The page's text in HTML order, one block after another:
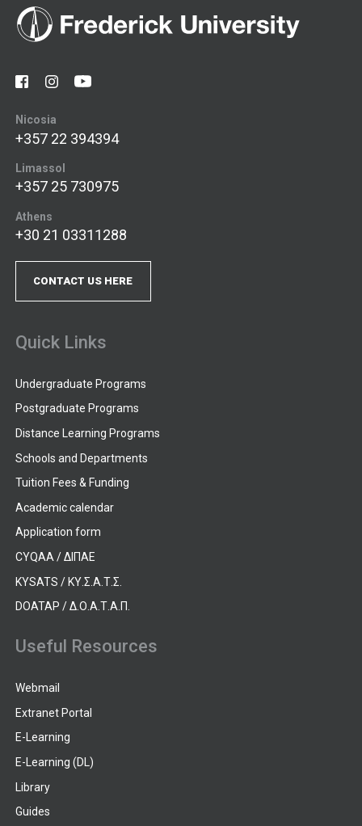
Nicosia
+357 22 394394
Limassol
+357 25 730975
Athens
+30 21 03311288
CONTACT US HERE
Quick Links
Undergraduate Programs
Postgraduate Programs
Distance Learning Programs
Schools and Departments
Tuition Fees & Funding
Academic calendar
Application form
CYQAA / ΔΙΠΑΕ
KYSATS / ΚΥ.Σ.Α.Τ.Σ.
DOATAP / Δ.Ο.Α.Τ.Α.Π.
Useful Resources
Webmail
Extranet Portal
E-Learning
E-Learning (DL)
Library
Guides